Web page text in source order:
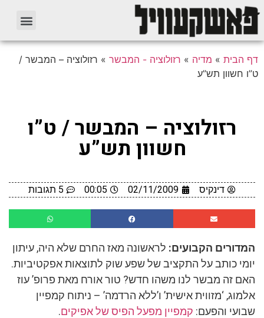
דף הבית » מדיה » רזולוציה - המבשר » רזולוציה – המבשר /
ט”ו חשוון תש”ע
רזולוציה – המבשר / ט”ו
חשוון תש”ע
דינקיס 02/11/2009
00:05 5 תגובות
המדורים הקבועים: לראשונה מאז החרם שלא היה, עיתון
יומי כותב על התקציב של שפע שוק לתוצאות אפקטיביות.
האם זה מבשר לנו משהו חדש? טור אורח מאת פרופ’ עוז
אלמוג, ‘מזווית אישית’ ו’ללא הרדמה’ – ניתוח קמפיין
שבועי והפעם: קמפיין מפעל הפיס של אפיקים.